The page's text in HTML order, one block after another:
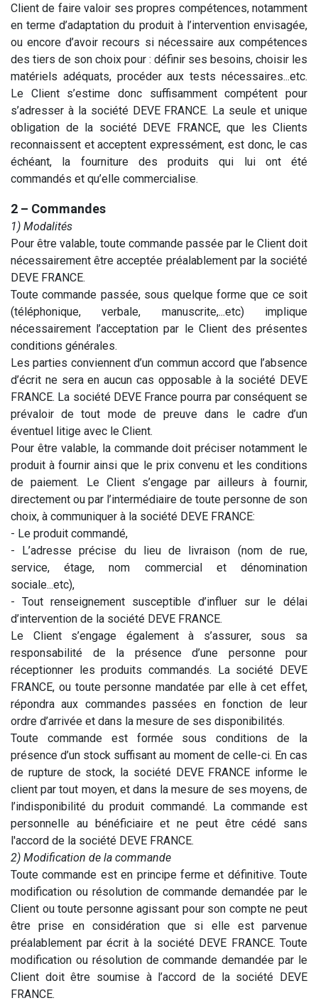
Client de faire valoir ses propres compétences, notamment
en terme d’adaptation du produit à l’intervention envisagée,
ou encore d’avoir recours si nécessaire aux compétences
des tiers de son choix pour : définir ses besoins, choisir les
matériels adéquats, procéder aux tests nécessaires...etc.
Le Client s’estime donc suffisamment compétent pour
s’adresser à la société DEVE FRANCE. La seule et unique
obligation de la société DEVE FRANCE, que les Clients
reconnaissent et acceptent expressément, est donc, le cas
échéant, la fourniture des produits qui lui ont été
commandés et qu’elle commercialise.
2 – Commandes
1) Modalités
Pour être valable, toute commande passée par le Client doit
nécessairement être acceptée préalablement par la société
DEVE FRANCE.
Toute commande passée, sous quelque forme que ce soit
(téléphonique, verbale, manuscrite,...etc) implique
nécessairement l’acceptation par le Client des présentes
conditions générales.
Les parties conviennent d’un commun accord que l’absence
d’écrit ne sera en aucun cas opposable à la société DEVE
FRANCE. La société DEVE France pourra par conséquent se
prévaloir de tout mode de preuve dans le cadre d’un
éventuel litige avec le Client.
Pour être valable, la commande doit préciser notamment le
produit à fournir ainsi que le prix convenu et les conditions
de paiement. Le Client s’engage par ailleurs à fournir,
directement ou par l’intermédiaire de toute personne de son
choix, à communiquer à la société DEVE FRANCE:
- Le produit commandé,
- L’adresse précise du lieu de livraison (nom de rue,
service, étage, nom commercial et dénomination
sociale...etc),
- Tout renseignement susceptible d’influer sur le délai
d’intervention de la société DEVE FRANCE.
Le Client s’engage également à s’assurer, sous sa
responsabilité de la présence d’une personne pour
réceptionner les produits commandés. La société DEVE
FRANCE, ou toute personne mandatée par elle à cet effet,
répondra aux commandes passées en fonction de leur
ordre d’arrivée et dans la mesure de ses disponibilités.
Toute commande est formée sous conditions de la
présence d’un stock suffisant au moment de celle-ci. En cas
de rupture de stock, la société DEVE FRANCE informe le
client par tout moyen, et dans la mesure de ses moyens, de
l’indisponibilité du produit commandé. La commande est
personnelle au bénéficiaire et ne peut être cédé sans
l'accord de la société DEVE FRANCE.
2) Modification de la commande
Toute commande est en principe ferme et définitive. Toute
modification ou résolution de commande demandée par le
Client ou toute personne agissant pour son compte ne peut
être prise en considération que si elle est parvenue
préalablement par écrit à la société DEVE FRANCE. Toute
modification ou résolution de commande demandée par le
Client doit être soumise à l’accord de la société DEVE
FRANCE.